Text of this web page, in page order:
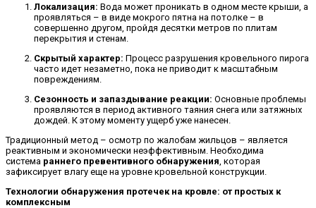
Локализация: Вода может проникать в одном месте крыши, а
проявляться – в виде мокрого пятна на потолке – в
совершенно другом, пройдя десятки метров по плитам
перекрытия и стенам.
Скрытый характер: Процесс разрушения кровельного пирога
часто идет незаметно, пока не приводит к масштабным
повреждениям.
Сезонность и запаздывание реакции: Основные проблемы
проявляются в период активного таяния снега или затяжных
дождей. К этому моменту ущерб уже нанесен.
Традиционный метод – осмотр по жалобам жильцов – является
реактивным и экономически неэффективным. Необходима
система раннего превентивного обнаружения , которая
зафиксирует влагу еще на уровне кровельной конструкции.
Технологии обнаружения протечек на кровле: от простых к
комплексным